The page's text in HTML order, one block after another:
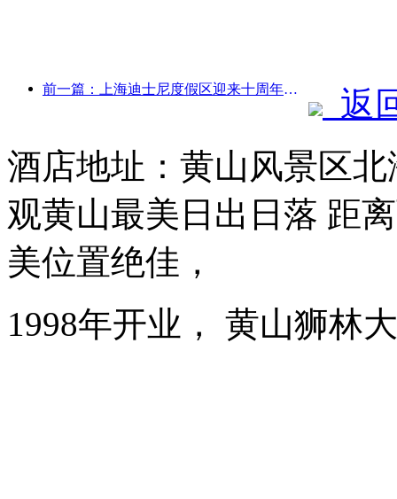
前一篇：上海迪士尼度假区迎来十周年，累计接待游客超1亿人次
返
酒店地址：黄山风景区
观黄山最美日出日落 距
美位置绝佳，
1998年开业， 黄山狮